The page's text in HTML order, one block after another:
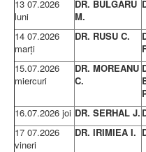
BUGET
CONTRACTE C.A.S.
CONTRACTE
CONSILIU DE ETICĂ
CONTACT
INFORMAŢII CONTACT
RELAȚIA CU MASS-
PURTĂTOR DE
13 07.2026
luni
DR. BULGARU
M.
14 07.2026
marţi
DR. RUSU C.
15.07.2026
miercuri
DR. MOREANU
C.
16.07.2026 joi DR. SERHAL J.
17 07.2026
vineri
DR. IRIMIEA I.